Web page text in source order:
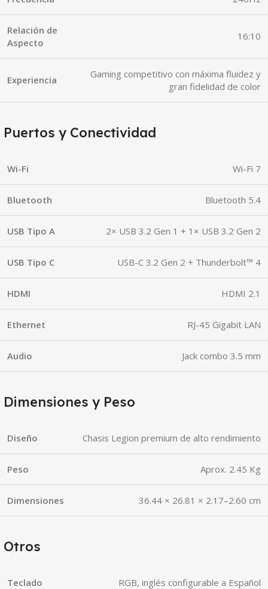
Relación de
Aspecto
16:10
Experiencia
Gaming competitivo con máxima fluidez y
gran fidelidad de color
Puertos y Conectividad
Wi-Fi Wi-Fi 7
Bluetooth Bluetooth 5.4
USB Tipo A 2× USB 3.2 Gen 1 + 1× USB 3.2 Gen 2
USB Tipo C USB-C 3.2 Gen 2 + Thunderbolt™ 4
HDMI HDMI 2.1
Ethernet RJ-45 Gigabit LAN
Audio Jack combo 3.5 mm
Dimensiones y Peso
Diseño Chasis Legion premium de alto rendimiento
Peso Aprox. 2.45 Kg
Dimensiones 36.44 × 26.81 × 2.17–2.60 cm
Otros
Teclado RGB, inglés configurable a Español